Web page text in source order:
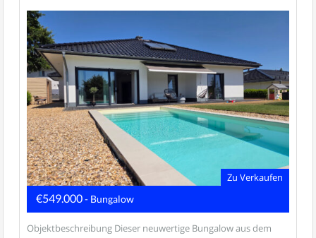
Zu Verkaufen
€549.000- Bungalow
Objektbeschreibung Dieser neuwertige Bungalow aus dem